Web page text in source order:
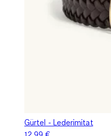
Gürtel - Lederimitat